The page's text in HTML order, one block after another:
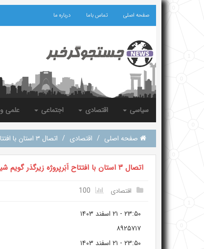
صفحه اصلی تماس باما درباره ما
سیاسی اقتصادی اجتماعی علمی
صفحه اصلی / اقتصادی / اتصال ۳ استان با افتتاح اَبَرپروژه زیرگذر گویم شیراز + تصاویر
اتصال ۳ استان با افتتاح اَبَرپروژه زیرگذر گویم شیراز + تصاویر
اقتصادی
۲۳:۵۰ - ۲۱ اسفند ۱۴۰۳
۸۹۲۵۷۱۷
۲۳:۵۰ - ۲۱ اسفند ۱۴۰۳